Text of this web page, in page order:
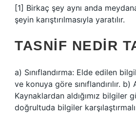
[1] Birkaç şey aynı anda
şeyin karıştırılmasıyla yaratılır.
TASNIF NEDIR
a) Sınıflandırma: Elde edilen
ve konuya göre sınıflandırılır. b)
Kaynaklardan aldığımız bilgiler
doğrultuda bilgiler